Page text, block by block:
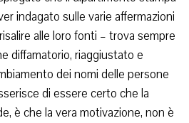
indagato sulle varie affermazioni
alle loro fonti – trova sempre
diffamatorio, riaggiustato e
dei nomi delle persone
di essere certo che la
è che la vera motivazione, non è